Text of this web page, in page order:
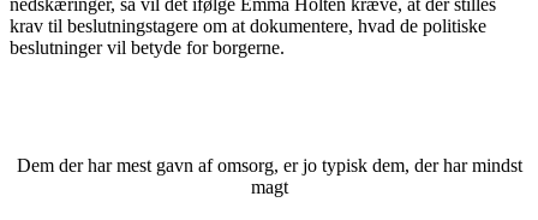
nedskæringer, så vil det ifølge Emma Holten kræve, at der stilles
krav til beslutningstagere om at dokumentere, hvad de politiske
beslutninger vil betyde for borgerne.
Dem der har mest gavn af omsorg, er jo typisk dem, der har mindst
magt